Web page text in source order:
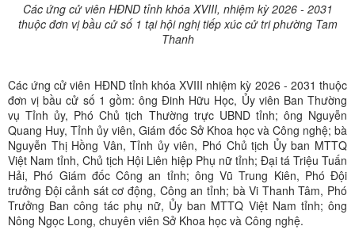
Các ứng cử viên HĐND tỉnh khóa XVIII, nhiệm kỳ 2026 - 2031
thuộc đơn vị bầu cử số 1 tại hội nghị tiếp xúc cử tri phường Tam
Thanh
Các ứng cử viên HĐND tỉnh khóa XVIII nhiệm kỳ 2026 - 2031 thuộc
đơn vị bầu cử số 1 gồm: ông Đinh Hữu Học, Ủy viên Ban Thường
vụ Tỉnh ủy, Phó Chủ tịch Thường trực UBND tỉnh; ông Nguyễn
Quang Huy, Tỉnh ủy viên, Giám đốc Sở Khoa học và Công nghệ; bà
Nguyễn Thị Hồng Vân, Tỉnh ủy viên, Phó Chủ tịch Ủy ban MTTQ
Việt Nam tỉnh, Chủ tịch Hội Liên hiệp Phụ nữ tỉnh; Đại tá Triệu Tuấn
Hải, Phó Giám đốc Công an tỉnh; ông Vũ Trung Kiên, Phó Đội
trưởng Đội cảnh sát cơ động, Công an tỉnh; bà Vi Thanh Tâm, Phó
Trưởng Ban công tác phụ nữ, Ủy ban MTTQ Việt Nam tỉnh; ông
Nông Ngọc Long, chuyên viên Sở Khoa học và Công nghệ.